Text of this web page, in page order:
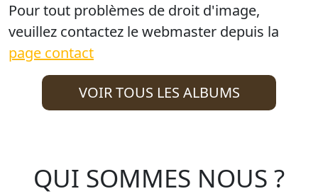
Pour tout problèmes de droit d'image,
veuillez contactez le webmaster depuis la
page contact
VOIR TOUS LES ALBUMS
QUI SOMMES NOUS ?